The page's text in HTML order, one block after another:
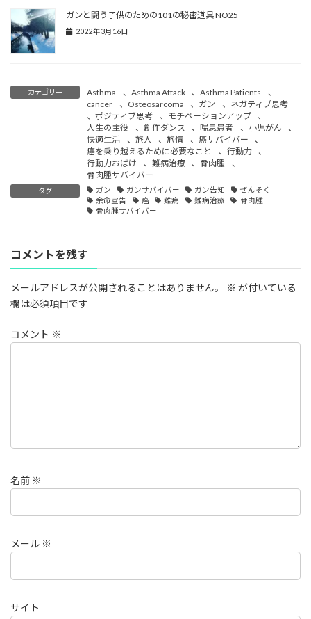
ガンと闘う子供のための101の秘密道具 NO25
2022年3月16日
カテゴリー Asthma 、 Asthma Attack 、Asthma Patients
、
cancer
、 Osteosarcoma 、 ガン 、 ネガティブ思考
、 ポジティブ思考 、 モチベーションアップ
、
人生の主役
、 創作ダンス 、喘息患者 、 小児がん
、
快適生活
、 旅人 、旅情 、 癌サバイバー
、
癌を乗り越えるために必要なこと
、 行動力
、
行動力おばけ
、 難病治療 、 骨肉腫
、
骨肉腫サバイバー
タグ ガン ガンサバイバー ガン告知
ぜんそく
余命宣告
癌 難病 難病治療
骨肉腫
骨肉腫サバイバー
コメントを残す
メールアドレスが公開されることはありません。 ※ が付いている
欄は必須項目です
コメント ※
名前 ※
メール ※
サイト